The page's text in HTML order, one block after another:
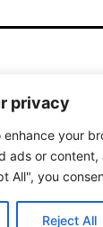
privacy
enhance your
ads or
All", you
Reject All
.